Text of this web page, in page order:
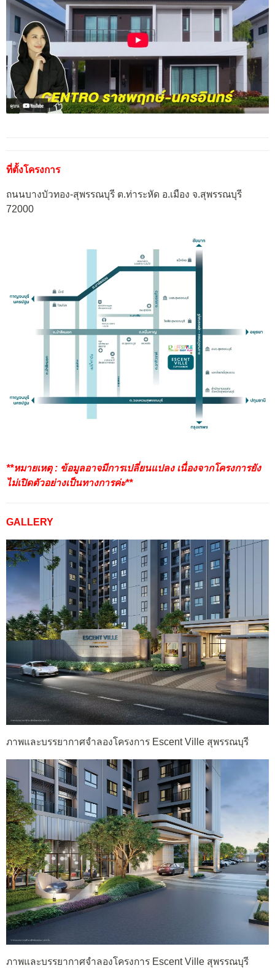
ที่ตั้งโครงการ
ถนนบางบัวทอง-สุพรรณบุรี ต.ท่าระหัด อ.เมือง จ.สุพรรณบุรี
72000
**หมายเหตุ : ข้อมูลอาจมีการเปลี่ยนแปลง เนื่องจากโครงการยัง
ไม่เปิดตัวอย่างเป็นทางการค่ะ**
GALLERY
ภาพและบรรยากาศจำลองโครงการ Escent Ville สุพรรณบุรี
ภาพและบรรยากาศจำลองโครงการ Escent Ville สุพรรณบุรี